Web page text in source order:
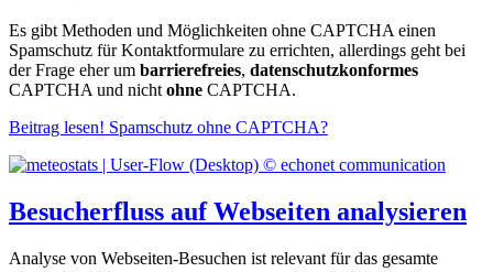
Es gibt Methoden und Möglichkeiten ohne CAPTCHA einen
Spamschutz für Kontaktformulare zu errichten, allerdings geht bei
der Frage eher um barrierefreies, datenschutzkonformes
CAPTCHA und nicht ohne CAPTCHA.
Beitrag lesen! Spamschutz ohne CAPTCHA?
Besucherfluss auf Webseiten analysieren
Analyse von Webseiten-Besuchen ist relevant für das gesamte